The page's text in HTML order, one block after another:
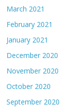
March 2021
February 2021
January 2021
December 2020
November 2020
October 2020
September 2020